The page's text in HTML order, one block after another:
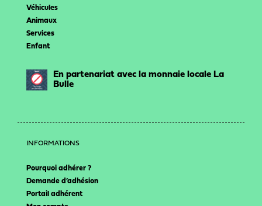
Véhicules
Animaux
Services
Enfant
En partenariat avec la monnaie locale La
Bulle
INFORMATIONS
Pourquoi adhérer ?
Demande d’adhésion
Portail adhérent